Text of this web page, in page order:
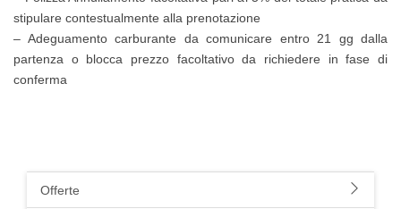
stipulare contestualmente alla prenotazione
– Adeguamento carburante da comunicare entro 21 gg dalla
partenza o blocca prezzo facoltativo da richiedere in fase di
conferma
Offerte